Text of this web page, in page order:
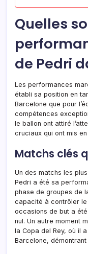
Quelles
de Pedri
Les performances
établi sa position en
Barcelone que pour
compétences
le ballon ont attiré
cruciaux qui ont mis
Matchs clés
Un des matchs les
Pedri a été sa
phase de groupes de
capacité à contrôler
occasions de but a
nul. Un autre moment
la Copa del Rey, où il
Barcelone,